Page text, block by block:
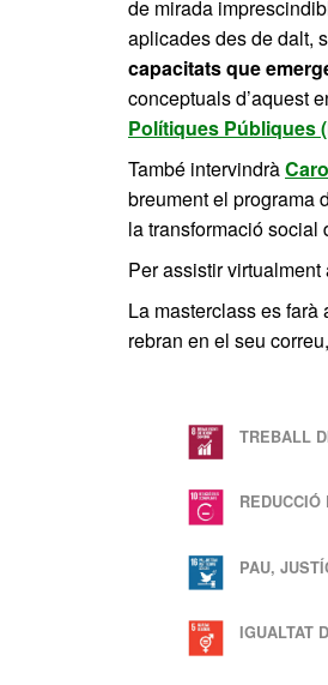
de mirada
aplicades des de dalt,
capacitats que
conceptuals d’aquest
Polítiques Públiques
També intervindrà
breument el programa
la transformació
Per assistir
La masterclass es
rebran en el seu
s'emmarca
següents
TREBALL
PAU,
IGUALTAT